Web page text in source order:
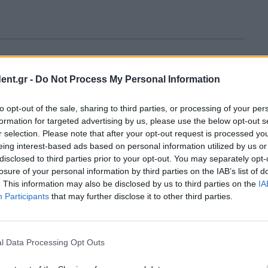
- Do Not Process My Personal Information
opt-out of the sale, sharing to third parties, or processing of your
for targeted advertising by us, please use the below opt-out
selection. Please note that after your opt-out request is processed
interest-based ads based on personal information utilized by us
to third parties prior to your opt-out. You may separately
of your personal information by third parties on the IAB’s list of
This information may also be disclosed by us to third parties on the
Participants that may further disclose it to other third parties.
Data Processing Opt Outs
χθες ότι τα μέλη της οικογένειάς του
επιχείρηση εξαιτίας αυτού που
καθώς τα παιδιά του Ντόναλντ
με εταιρείες στο εξωτερικό.
ας μιλήσουμε για την οικογένεια